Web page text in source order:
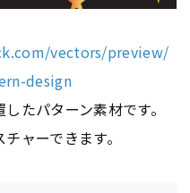
vectors/preview/
design
たパターン素材です。
ャーできます。